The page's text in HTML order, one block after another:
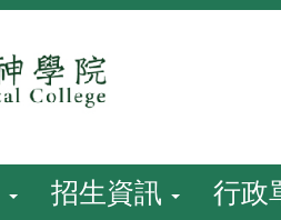
招生資訊 行政